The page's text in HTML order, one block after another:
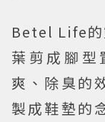
Betel Life的
葉剪成腳型
爽、除臭的
製成鞋墊的